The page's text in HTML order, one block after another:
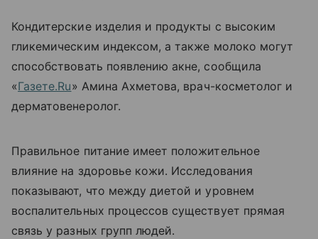
Кондитерские изделия и продукты с высоким
гликемическим индексом, а также молоко могут
способствовать появлению акне, сообщила
«Газете.Ru» Амина Ахметова, врач-косметолог и
дерматовенеролог.
Правильное питание имеет положительное
влияние на здоровье кожи. Исследования
показывают, что между диетой и уровнем
воспалительных процессов существует прямая
связь у разных групп людей.